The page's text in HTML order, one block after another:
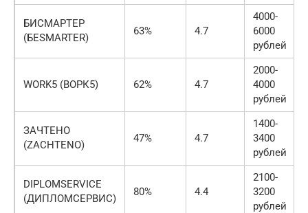
БИСМАРТЕР
(БESMARTER)
63% 4.7
4000-
6000
рублей
WORK5 (ВОРК5) 62% 4.7
2000-
4000
рублей
ЗАЧТЕНО
(ZACHTENO)
47% 4.7
1400-
3400
рублей
DIPLOMSERVICE
(ДИПЛОМСЕРВИС)
80% 4.4
2100-
3200
рублей